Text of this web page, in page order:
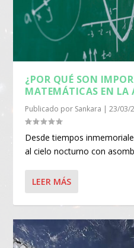
¿POR QUÉ SON
MATEMÁTICAS EN LA
Publicado por Sankara |23/03/
Desde tiempos
al cielo nocturno con
LEER MÁS